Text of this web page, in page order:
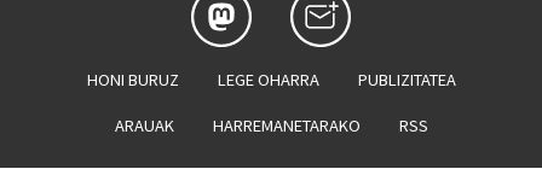
HONI BURUZ LEGE OHARRA PUBLIZITATEA
ARAUAK HARREMANETARAKO RSS